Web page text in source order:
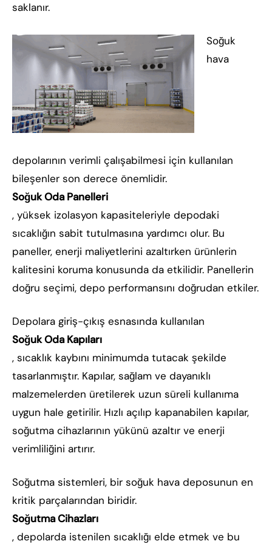
saklanır.
Soğuk
hava
depolarının verimli çalışabilmesi için kullanılan
bileşenler son derece önemlidir.
Soğuk Oda Panelleri
, yüksek izolasyon kapasiteleriyle depodaki
sıcaklığın sabit tutulmasına yardımcı olur. Bu
paneller, enerji maliyetlerini azaltırken ürünlerin
kalitesini koruma konusunda da etkilidir. Panellerin
doğru seçimi, depo performansını doğrudan etkiler.
Depolara giriş-çıkış esnasında kullanılan
Soğuk Oda Kapıları
, sıcaklık kaybını minimumda tutacak şekilde
tasarlanmıştır. Kapılar, sağlam ve dayanıklı
malzemelerden üretilerek uzun süreli kullanıma
uygun hale getirilir. Hızlı açılıp kapanabilen kapılar,
soğutma cihazlarının yükünü azaltır ve enerji
verimliliğini artırır.
Soğutma sistemleri, bir soğuk hava deposunun en
kritik parçalarından biridir.
Soğutma Cihazları
, depolarda istenilen sıcaklığı elde etmek ve bu